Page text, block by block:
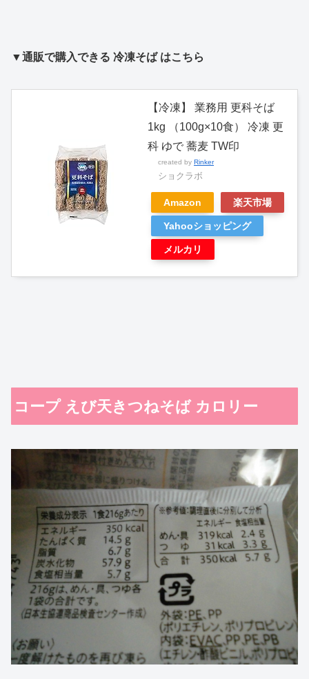
▼通販で購入できる 冷凍そば はこちら
【冷凍】 業務用 更科そば
1kg （100g×10食） 冷凍 更
科 ゆで 蕎麦 TW印
created by Rinker
ショクラボ
Amazon 楽天市場
Yahooショッピング
メルカリ
コープ えび天きつねそば カロリー